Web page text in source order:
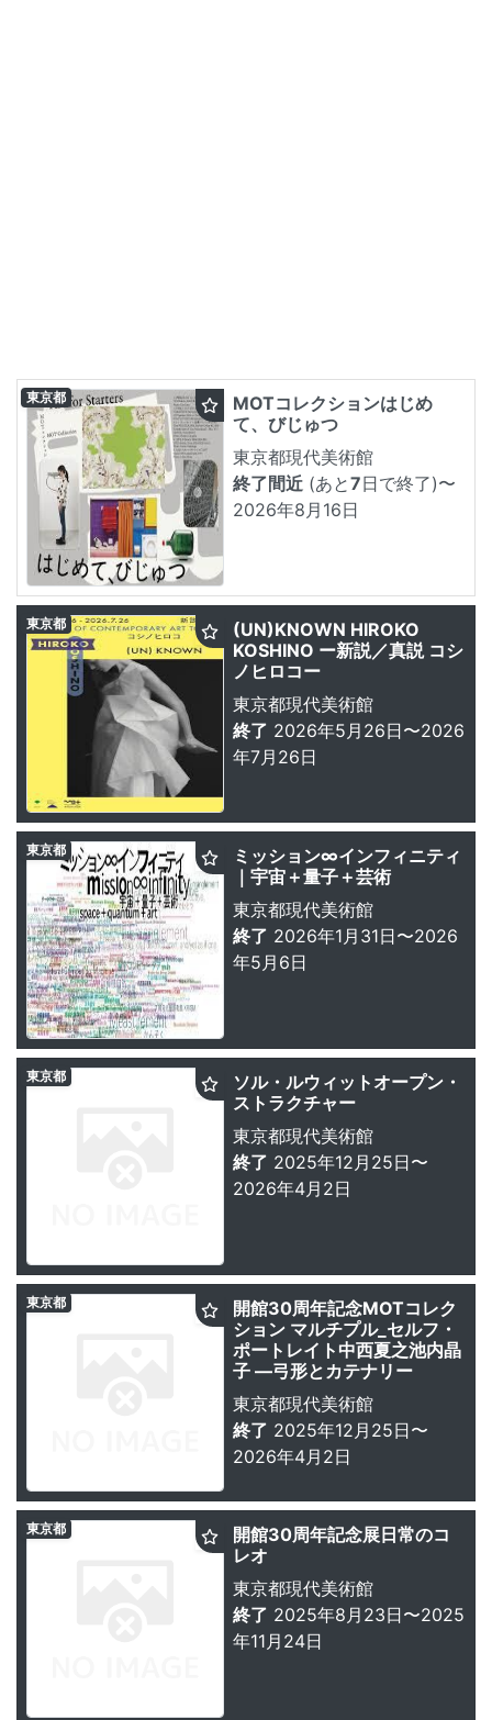
MOTコレクションはじめ
て、びじゅつ
東京都現代美術館
終了間近 (あと7日で終了)〜
2026年8月16日
東京都
(UN)KNOWN HIROKO
KOSHINO ー新説／真説 コシ
ノヒロコー
東京都現代美術館
終了 2026年5月26日〜2026
年7月26日
東京都
ミッション∞インフィニティ
｜宇宙＋量子＋芸術
東京都現代美術館
終了 2026年1月31日〜2026
年5月6日
東京都
ソル・ルウィットオープン・
ストラクチャー
東京都現代美術館
終了 2025年12月25日〜
2026年4月2日
東京都
開館30周年記念MOTコレク
ション マルチプル_セルフ・
ポートレイト中西夏之池内晶
子 —弓形とカテナリー
東京都現代美術館
終了 2025年12月25日〜
2026年4月2日
東京都
開館30周年記念展日常のコ
レオ
東京都現代美術館
終了 2025年8月23日〜2025
年11月24日
東京都